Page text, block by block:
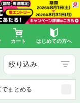
カート はじめての方へ
絞り込み
でまとめる